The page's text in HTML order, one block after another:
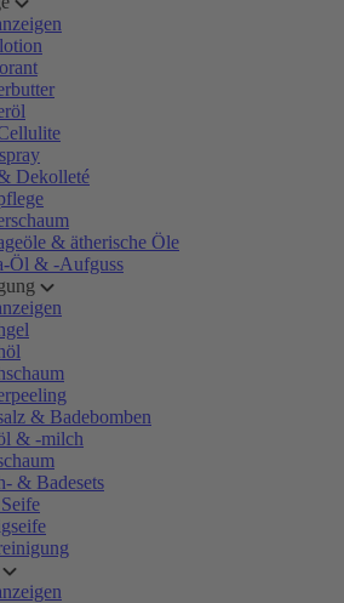
Dekolleté
& ätherische Öle
Öl & -Aufguss
& Badebomben
& -milch
& Badesets